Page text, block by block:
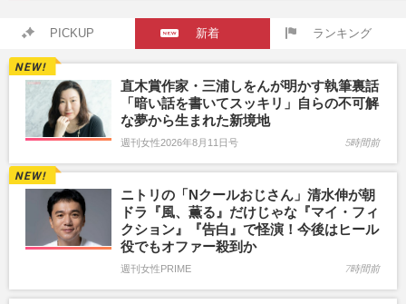
PICKUP 新着 ランキング
直木賞作家・三浦しをんが明かす執筆裏話
「暗い話を書いてスッキリ」自らの不可解
な夢から生まれた新境地
週刊女性2026年8月11日号 5時間前
ニトリの「Nクールおじさん」清水伸が朝
ドラ『風、薫る』だけじゃな『マイ・フィ
クション』『告白』で怪演！今後はヒール
役でもオファー殺到か
週刊女性PRIME 7時間前